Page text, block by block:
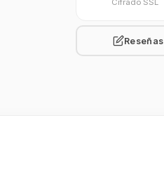
Cifrado SSL
Reseñas